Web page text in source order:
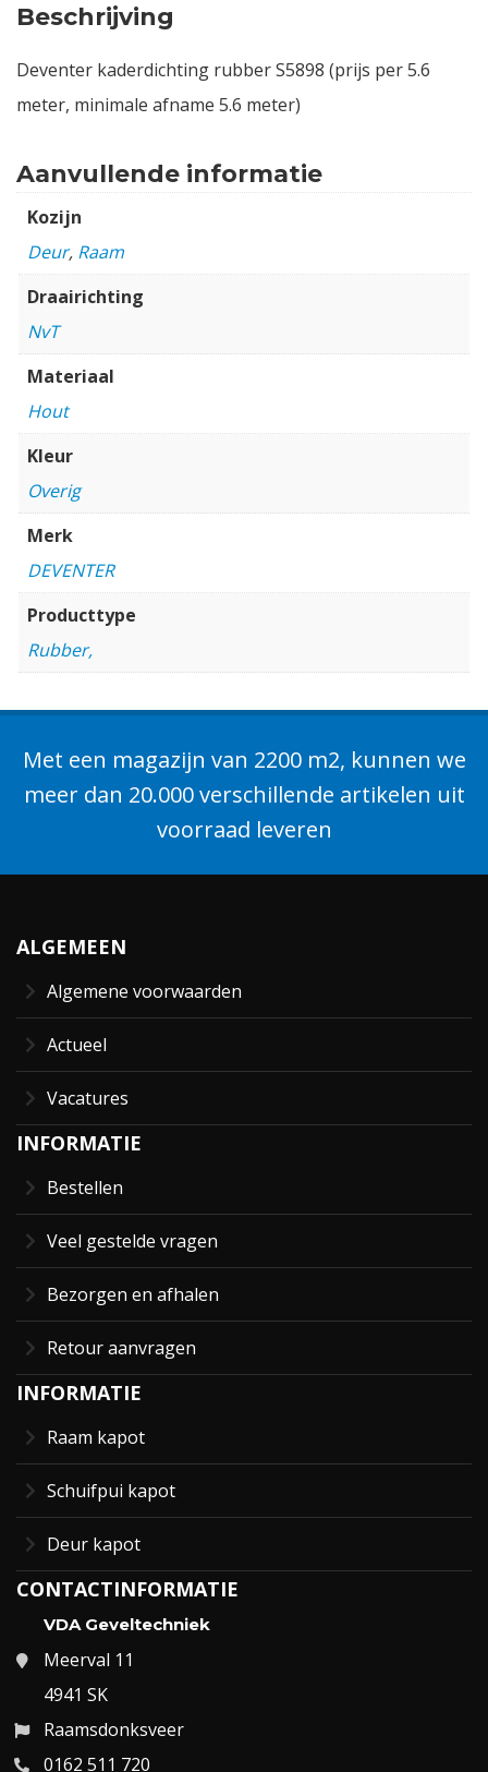
Beschrijving
Deventer kaderdichting rubber S5898 (prijs per 5.6
meter, minimale afname 5.6 meter)
Aanvullende informatie
Kozijn
Deur, Raam
Draairichting
NvT
Materiaal
Hout
Kleur
Overig
Merk
DEVENTER
Producttype
Rubber,
Met een magazijn van 2200 m2, kunnen we
meer dan 20.000 verschillende artikelen uit
voorraad leveren
ALGEMEEN
Algemene voorwaarden
Actueel
Vacatures
INFORMATIE
Bestellen
Veel gestelde vragen
Bezorgen en afhalen
Retour aanvragen
INFORMATIE
Raam kapot
Schuifpui kapot
Deur kapot
CONTACTINFORMATIE
VDA Geveltechniek
Meerval 11
4941 SK
Raamsdonksveer
0162 511 720